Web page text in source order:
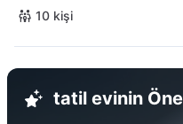
10 kişi
tatil evinin